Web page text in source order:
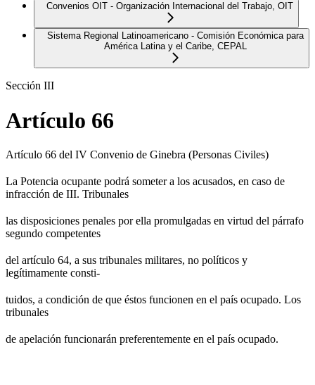
Convenios OIT - Organización Internacional del Trabajo, OIT
Sistema Regional Latinoamericano - Comisión Económica para
América Latina y el Caribe, CEPAL
Sección III
Artículo 66
Artículo 66 del IV Convenio de Ginebra (Personas Civiles)
La Potencia ocupante podrá someter a los acusados, en caso de
infracción de III. Tribunales
las disposiciones penales por ella promulgadas en virtud del párrafo
segundo competentes
del artículo 64, a sus tribunales militares, no políticos y
legítimamente consti-
tuidos, a condición de que éstos funcionen en el país ocupado. Los
tribunales
de apelación funcionarán preferentemente en el país ocupado.